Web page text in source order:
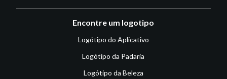
Encontre um logotipo
Logótipo do Aplicativo
Logótipo da Padaria
Logótipo da Beleza